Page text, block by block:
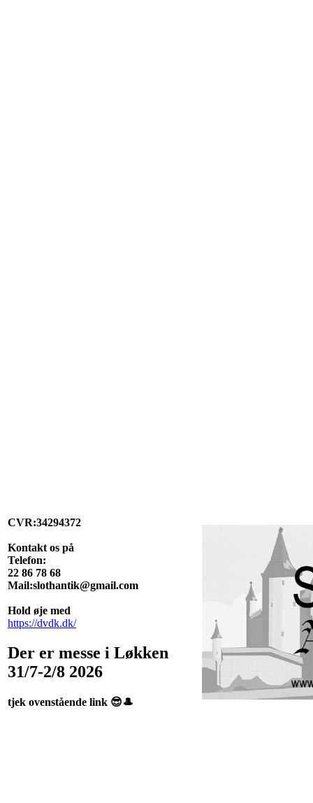
CVR:34294372
Kontakt os på
Telefon:
22 86 78 68
Mail:slothantik@gmail.com
Hold øje med
https://dvdk.dk/
Der er messe i Løkken
31/7-2/8 2026
tjek ovenstående link 😎🎩